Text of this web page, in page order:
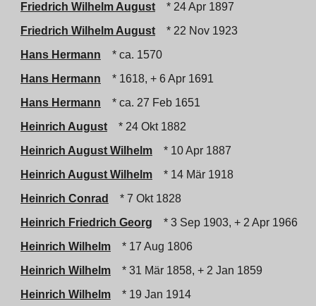
Friedrich Wilhelm August
* 24 Apr 1897
Friedrich Wilhelm August
* 22 Nov 1923
Hans Hermann
* ca. 1570
Hans Hermann
* 1618, + 6 Apr 1691
Hans Hermann
* ca. 27 Feb 1651
Heinrich August
* 24 Okt 1882
Heinrich August Wilhelm
* 10 Apr 1887
Heinrich August Wilhelm
* 14 Mär 1918
Heinrich Conrad
* 7 Okt 1828
Heinrich Friedrich Georg
* 3 Sep 1903, + 2 Apr 1966
Heinrich Wilhelm
* 17 Aug 1806
Heinrich Wilhelm
* 31 Mär 1858, + 2 Jan 1859
Heinrich Wilhelm
* 19 Jan 1914